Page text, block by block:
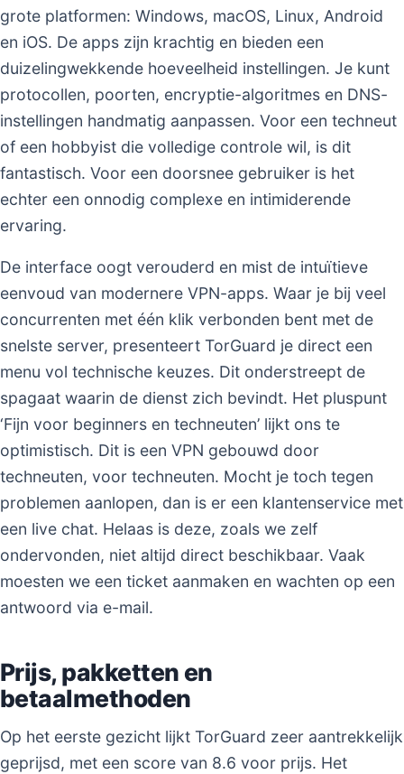
grote platformen: Windows, macOS, Linux, Android
en iOS. De apps zijn krachtig en bieden een
duizelingwekkende hoeveelheid instellingen. Je kunt
protocollen, poorten, encryptie-algoritmes en DNS-
instellingen handmatig aanpassen. Voor een techneut
of een hobbyist die volledige controle wil, is dit
fantastisch. Voor een doorsnee gebruiker is het
echter een onnodig complexe en intimiderende
ervaring.
De interface oogt verouderd en mist de intuïtieve
eenvoud van modernere VPN-apps. Waar je bij veel
concurrenten met één klik verbonden bent met de
snelste server, presenteert TorGuard je direct een
menu vol technische keuzes. Dit onderstreept de
spagaat waarin de dienst zich bevindt. Het pluspunt
‘Fijn voor beginners en techneuten’ lijkt ons te
optimistisch. Dit is een VPN gebouwd door
techneuten, voor techneuten. Mocht je toch tegen
problemen aanlopen, dan is er een klantenservice met
een live chat. Helaas is deze, zoals we zelf
ondervonden, niet altijd direct beschikbaar. Vaak
moesten we een ticket aanmaken en wachten op een
antwoord via e-mail.
Prijs, pakketten en
betaalmethoden
Op het eerste gezicht lijkt TorGuard zeer aantrekkelijk
geprijsd, met een score van 8.6 voor prijs. Het